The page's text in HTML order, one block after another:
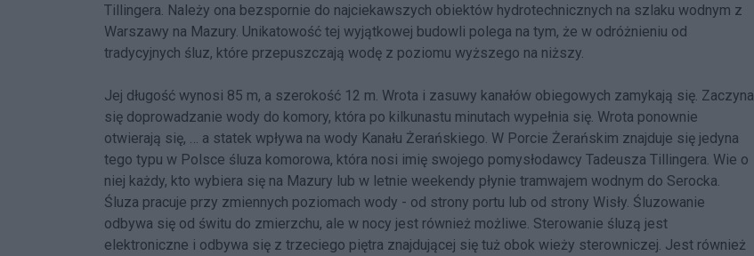
Tillingera. Należy ona bezspornie do najciekawszych obiektów hydrotechnicznych na szlaku wodnym z
Warszawy na Mazury. Unikatowość tej wyjątkowej budowli polega na tym, że w odróżnieniu od
tradycyjnych śluz, które przepuszczają wodę z poziomu wyższego na niższy.
Jej długość wynosi 85 m, a szerokość 12 m. Wrota i zasuwy kanałów obiegowych zamykają się. Zaczyna
się doprowadzanie wody do komory, która po kilkunastu minutach wypełnia się. Wrota ponownie
otwierają się, … a statek wpływa na wody Kanału Żerańskiego. W Porcie Żerańskim znajduje się jedyna
tego typu w Polsce śluza komorowa, która nosi imię swojego pomysłodawcy Tadeusza Tillingera. Wie o
niej każdy, kto wybiera się na Mazury lub w letnie weekendy płynie tramwajem wodnym do Serocka.
Śluza pracuje przy zmiennych poziomach wody - od strony portu lub od strony Wisły. Śluzowanie
odbywa się od świtu do zmierzchu, ale w nocy jest również możliwe. Sterowanie śluzą jest
elektroniczne i odbywa się z trzeciego piętra znajdującej się tuż obok wieży sterowniczej. Jest również